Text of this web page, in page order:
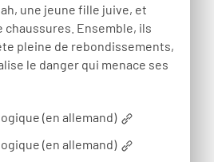
une jeune fille juive, et
chaussures. Ensemble, ils
pleine de rebondissements,
le danger qui menace ses
(en allemand)
(en allemand)